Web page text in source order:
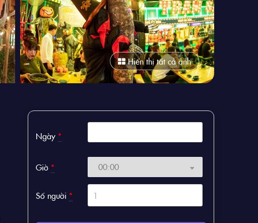
Hiển thị tất cả ảnh
Ngày *
Giờ *
Số người *